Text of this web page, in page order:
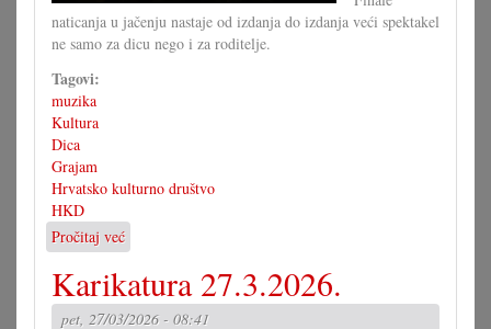
naticanja u jačenju nastaje od izdanja do izdanja veći spektakel
ne samo za dicu nego i za roditelje.
Tagovi:
muzika
Kultura
Dica
Grajam
Hrvatsko kulturno društvo
HKD
Pročitaj već
Gala
večerom
završen
Grajam
Karikatura 27.3.2026.
pet, 27/03/2026 - 08:41